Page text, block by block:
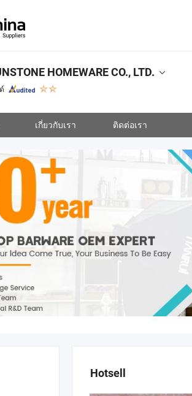
HOMEWARE CO., LTD.
เกี่ยวกับเรา ติดต่อเรา
Hotsell